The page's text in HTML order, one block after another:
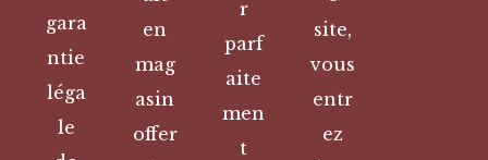
gara
ntie
léga
le
en
mag
asin
offer
r
parf
aite
men
t
site,
vous
entr
ez